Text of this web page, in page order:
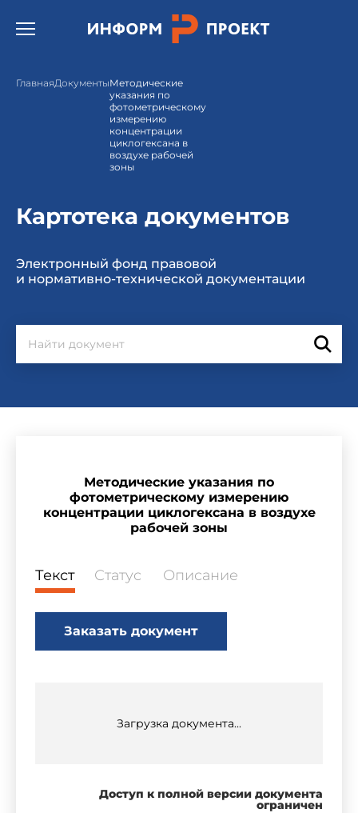
Открыть бургер меню.
ГлавнаяДокументыМетодические
указания по
фотометрическому
измерению
концентрации
циклогексана в
воздухе рабочей
зоны
Картотека документов
Электронный фонд правовой
и нормативно-технической документации
Методические указания по
фотометрическому измерению
концентрации циклогексана в воздухе
рабочей зоны
Текст Статус Описание
Заказать документ
Загрузка документа...
Доступ к полной версии документа
ограничен